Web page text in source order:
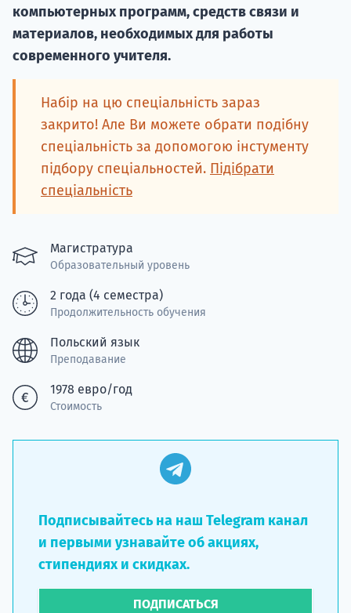
компьютерных программ, средств связи и
материалов, необходимых для работы
современного учителя.
Набір на цю спеціальність зараз
закрито! Але Ви можете обрати подібну
спеціальність за допомогою інстументу
підбору спеціальностей. Підібрати
спеціальність
Магистратура
Образовательный уровень
2 года (4 семестра)
Продолжительность обучения
Польский язык
Преподавание
1978 евро/год
Стоимость
Подписывайтесь на наш Telegram канал
и первыми узнавайте об акциях,
стипендиях и скидках.
ПОДПИСАТЬСЯ